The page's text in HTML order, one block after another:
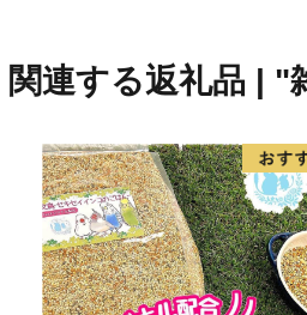
関連する返礼品 | "